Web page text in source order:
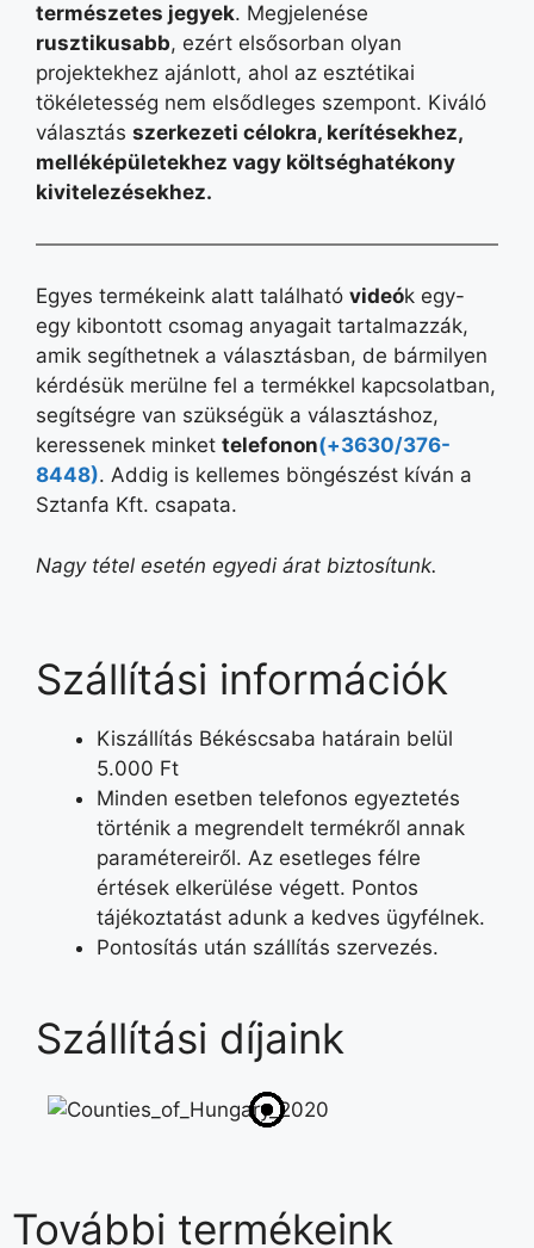
természetes jegyek. Megjelenése
rusztikusabb, ezért elsősorban olyan
projektekhez ajánlott, ahol az esztétikai
tökéletesség nem elsődleges szempont. Kiváló
választás szerkezeti célokra, kerítésekhez,
melléképületekhez vagy költséghatékony
kivitelezésekhez.
Egyes termékeink alatt található videók egy-
egy kibontott csomag anyagait tartalmazzák,
amik segíthetnek a választásban, de bármilyen
kérdésük merülne fel a termékkel kapcsolatban,
segítségre van szükségük a választáshoz,
keressenek minket telefonon(+3630/376-
8448). Addig is kellemes böngészést kíván a
Sztanfa Kft. csapata.
Nagy tétel esetén egyedi árat biztosítunk.
Szállítási információk
Kiszállítás Békéscsaba határain belül
5.000 Ft
Minden esetben telefonos egyeztetés
történik a megrendelt termékről annak
paramétereiről. Az esetleges félre
értések elkerülése végett. Pontos
tájékoztatást adunk a kedves ügyfélnek.
Pontosítás után szállítás szervezés.
Szállítási díjaink
További termékeink